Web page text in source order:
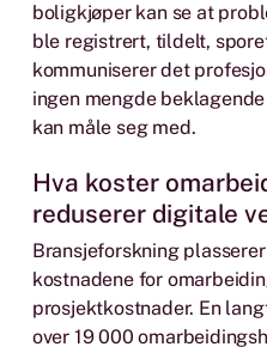
boligkjøper kan se at
ble registrert, tildelt,
kommuniserer det
ingen mengde
kan måle seg med.
Hva koster
reduserer digitale
Bransjeforskning
kostnadene for
prosjektkostnader. En
over 19 000